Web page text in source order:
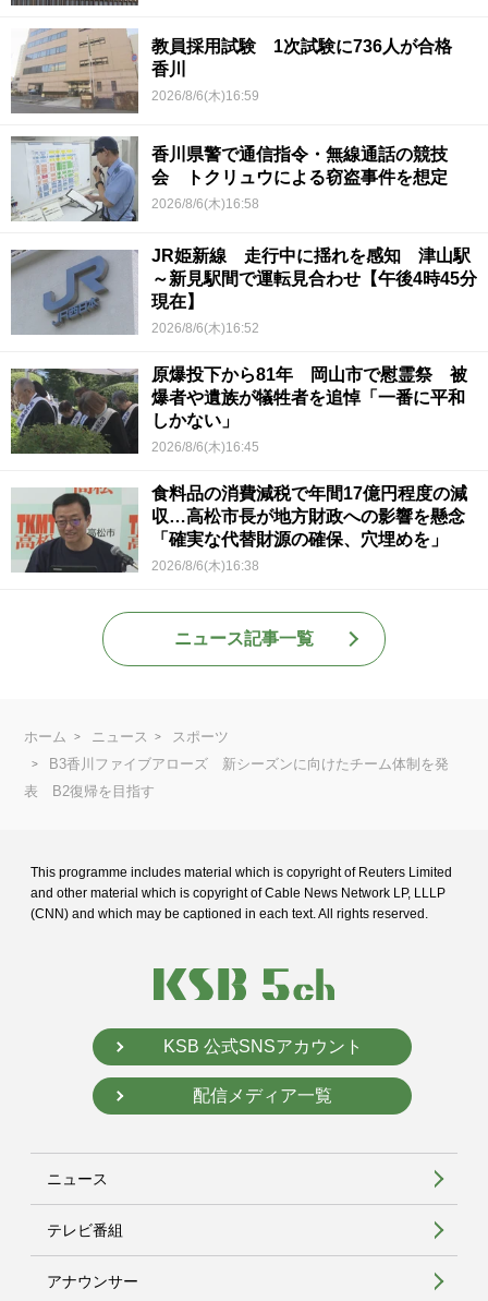
教員採用試験 1次試験に736人が合格
香川
2026/8/6(木)16:59
香川県警で通信指令・無線通話の競技
会 トクリュウによる窃盗事件を想定
2026/8/6(木)16:58
JR姫新線 走行中に揺れを感知 津山駅
～新見駅間で運転見合わせ【午後4時45分
現在】
2026/8/6(木)16:52
原爆投下から81年 岡山市で慰霊祭 被
爆者や遺族が犠牲者を追悼「一番に平和
しかない」
2026/8/6(木)16:45
食料品の消費減税で年間17億円程度の減
収…高松市長が地方財政への影響を懸念
「確実な代替財源の確保、穴埋めを」
2026/8/6(木)16:38
ニュース記事一覧
ホーム ニュース
スポーツ
B3香川ファイブアローズ 新シーズンに向けたチーム体制を発
表 B2復帰を目指す
This programme includes material which is copyright of Reuters Limited
and other material which is copyright of Cable News Network LP, LLLP
(CNN) and which may be captioned in each text. All rights reserved.
KSB 公式SNSアカウント
配信メディア一覧
ニュース
テレビ番組
アナウンサー